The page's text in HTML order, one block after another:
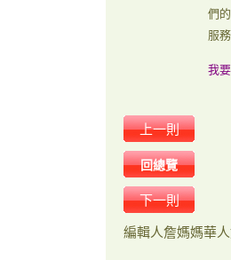
們
服
我
上一則
回總覽
下一則
編輯人詹媽媽華